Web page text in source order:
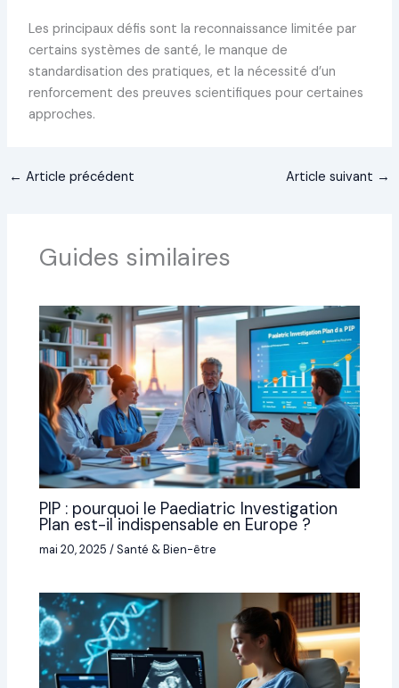
Les principaux défis sont la reconnaissance limitée par
certains systèmes de santé, le manque de
standardisation des pratiques, et la nécessité d’un
renforcement des preuves scientifiques pour certaines
approches.
← Article précédent Article suivant →
Guides similaires
PIP : pourquoi le Paediatric Investigation
Plan est-il indispensable en Europe ?
mai 20, 2025/Santé & Bien-être